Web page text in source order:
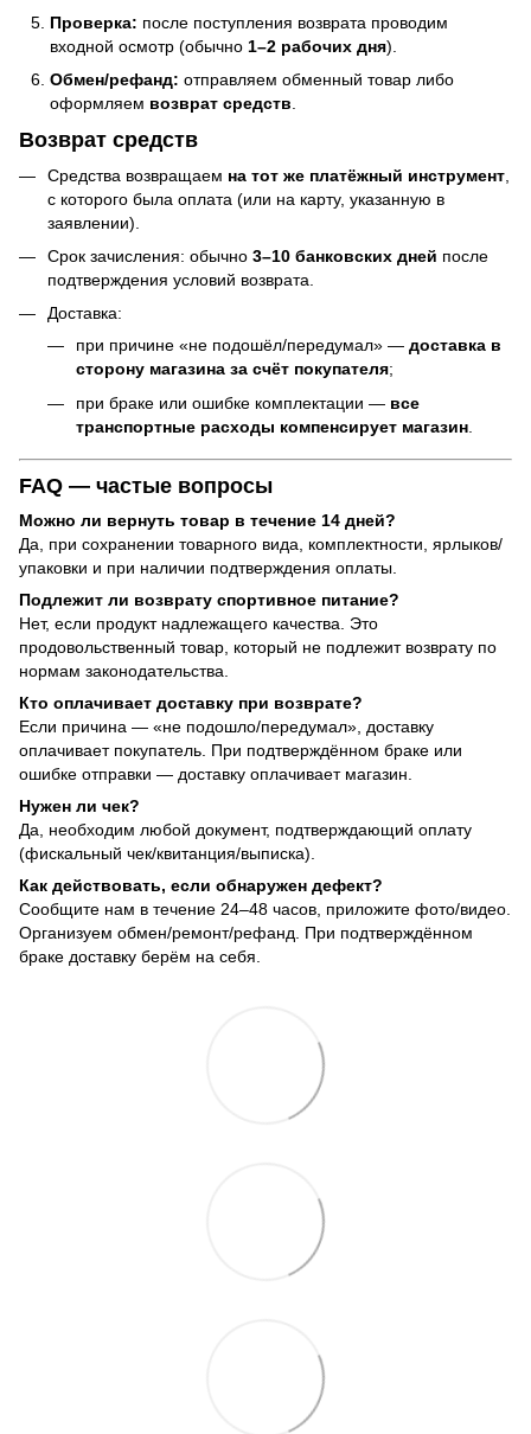
Проверка: после поступления возврата проводим
входной осмотр (обычно 1–2 рабочих дня).
Обмен/рефанд: отправляем обменный товар либо
оформляем возврат средств
Возврат средств
Средства возвращаем на тот же платёжный инструмент
с которого была оплата (или на карту, указанную в
заявлении).
Срок зачисления: обычно 3–10 банковских дней после
подтверждения условий возврата.
Доставка:
при причине «не подошёл/передумал» — доставка в
сторону магазина за счёт покупателя;
при браке или ошибке комплектации — все
транспортные расходы компенсирует магазин
FAQ — частые вопросы
Можно ли вернуть товар в течение 14 дней?
Да, при сохранении товарного вида, комплектности, ярлыков/
упаковки и при наличии подтверждения оплаты.
Подлежит ли возврату спортивное питание?
Нет, если продукт надлежащего качества. Это
продовольственный товар, который не подлежит возврату по
нормам законодательства.
Кто оплачивает доставку при возврате?
Если причина — «не подошло/передумал», доставку
оплачивает покупатель. При подтверждённом браке или
ошибке отправки — доставку оплачивает магазин.
Нужен ли чек?
Да, необходим любой документ, подтверждающий оплату
(фискальный чек/квитанция/выписка).
Как действовать, если обнаружен дефект?
Сообщите нам в течение 24–48 часов, приложите фото/видео.
Организуем обмен/ремонт/рефанд. При подтверждённом
браке доставку берём на себя.